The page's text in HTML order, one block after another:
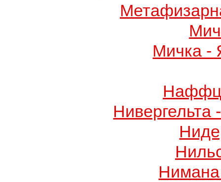
Мичка -
Нимана